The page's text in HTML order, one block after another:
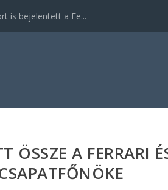
is bejelentett a Fe...
ÖSSZE A FERRARI